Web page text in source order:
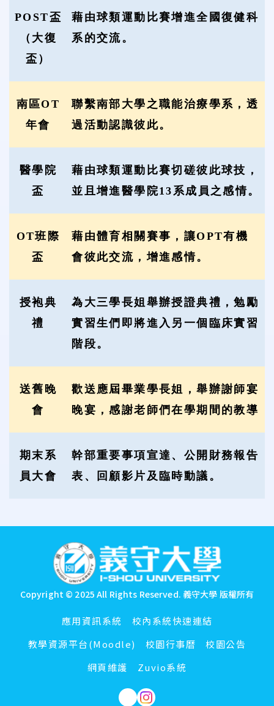
POST盃
（大復
盃）
藉由球類運動比賽增進全國復健科
系的交流。
南區OT
年會
聯繫南部大學之職能治療學系，透
過活動認識彼此。
醫學院
盃
藉由球類運動比賽切磋彼此球技，
並且增進醫學院13系成員之感情。
OT班際
盃
藉由體育相關賽事，讓OPT有機
會彼此交流，增進感情。
授袍典
禮
為大三學長姐舉辦授證典禮，勉勵
實習生們即將進入另一個臨床實習
階段。
送舊晚
會
歡送應屆畢業學長姐，舉辦謝師宴
晚宴，感謝老師們在學期間的教導
期末系
員大會
幹部重要事項宣達、公開財務報告
表、回顧影片及臨時動議。
Copyright © 2025 All Rights Reserved. 義守大學 版權所有
應用資訊系統
校內系統快速連結
教學資源平台(Moodle)
校園行事曆
校園公告
網頁維護
Zuvio系統